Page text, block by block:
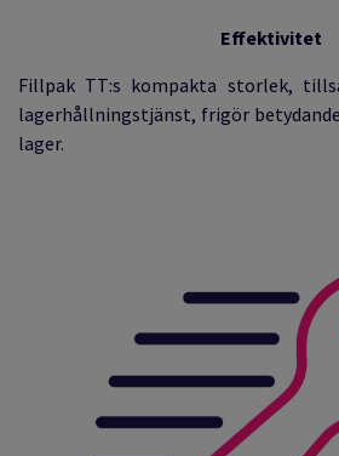
Effektivitet
Fillpak TT:s kompakta storlek,
lagerhållningstjänst, frigör
lager.